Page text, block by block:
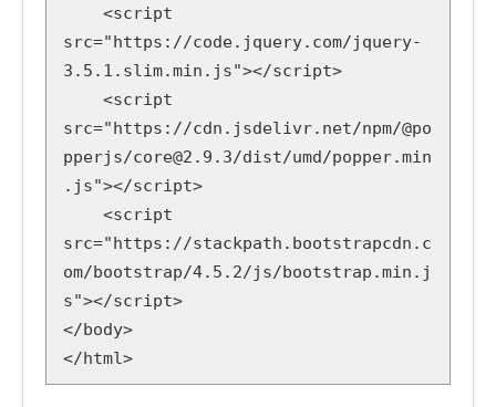
src="https://code.jquery.com/jquery-
3.5.1.slim.min.js"></script>
src="https://cdn.jsdelivr.net/npm/@po
pperjs/core@2.9.3/dist/umd/popper.min
.js"></script>
src="https://stackpath.bootstrapcdn.c
om/bootstrap/4.5.2/js/bootstrap.min.j
s"></script>
</body>
</html>